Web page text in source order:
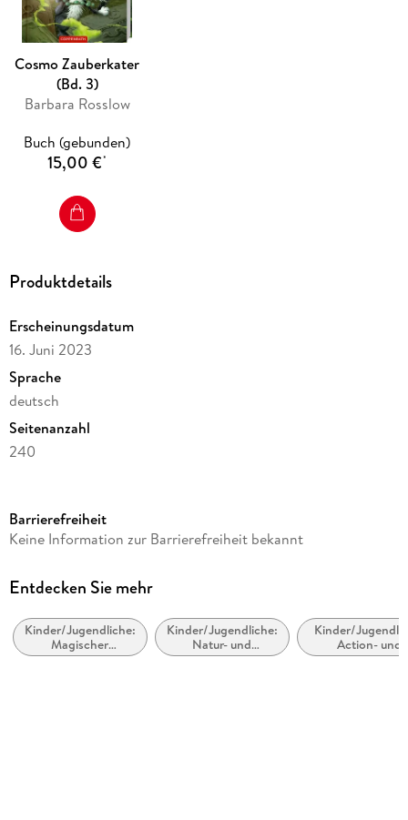
Cosmo Zauberkater
(Bd. 3)
Barbara Rosslow
Buch (gebunden)
15,00 €*
Produktdetails
Erscheinungsdatum
16. Juni 2023
Sprache
deutsch
Seitenanzahl
240
Reihe
Autor/Autorin
Illustrationen
Dorothee Mahnkopf
Barrierefreiheit
Keine Information zur Barrierefreiheit bekannt
Entdecken Sie mehr
Kinder/Jugendliche:
Magischer
Realismus,
Kinder/Jugendliche:
Natur- und
Tiergeschichten
Kinder/
Action- und